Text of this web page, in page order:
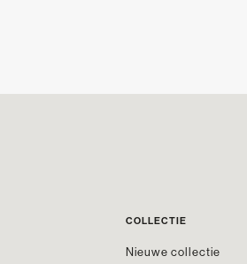
COLLECTIE
Nieuwe collectie